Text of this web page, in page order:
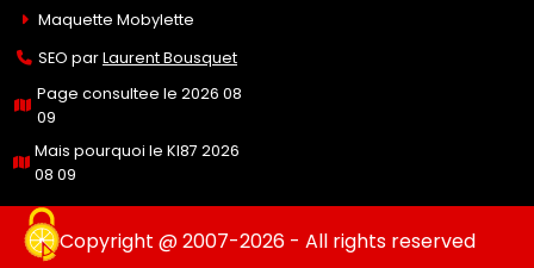
Maquette Mobylette
SEO parLaurent Bousquet
Page consultee le 2026 08
09
Mais pourquoi le KI87 2026
08 09
Copyright @ 2007-2026 - All rights reserved